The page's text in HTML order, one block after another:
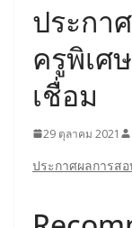
ประกา
ครูพิเศ
เชื่อม
29 ตุลาคม 2021
ประกาศผลการส